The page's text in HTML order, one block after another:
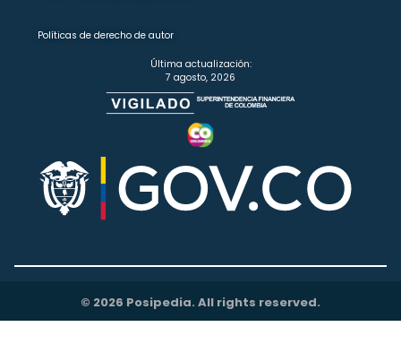
Políticas de derecho de autor
Última actualización:
7 agosto, 2026
© 2026 Posipedia. All rights reserved.